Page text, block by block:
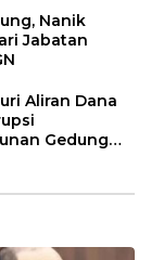
Nanik
Jabatan
Aliran Dana
Gedung